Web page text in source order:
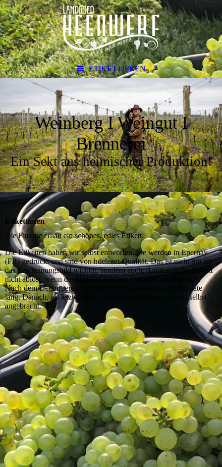
ETIKETTIEREN
Weinberg I Weingut I
Brennerei
Ein Sekt aus heimischer Produktion!
Etikettieren
Die Flasche erhält ein schönes, edles Etikett.
Die Etiketten haben wir selbst entworfen. Sie werden in Epernay
(FR) gedruckt und sind von höchster Qualität. Das ist nicht nur für
das Erscheinungsbild wichtig, sondern auch, damit sich das Etikett
nicht ablöst, wenn die Flasche in einem Eiskübel gekühlt wird.
Nach dem Degorgieren ruht der Wein mindestens zwei Monate
lang. Danach, als letzter Schritt, wird jedes Etikett von uns selbst
angebracht.